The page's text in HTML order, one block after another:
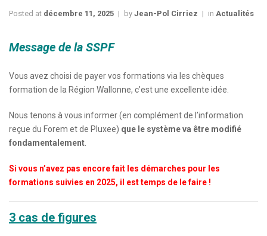
Posted at décembre 11, 2025 by Jean-Pol Cirriez in Actualités
Message de la SSPF
Vous avez choisi de payer vos formations via les chèques
formation de la Région Wallonne, c’est une excellente idée.
Nous tenons à vous informer (en complément de l’information
reçue du Forem et de Pluxee) que le système va être modifié
fondamentalement
Si vous n’avez pas encore fait les démarches pour les
formations suivies en 2025, il est temps de le faire !
3 cas de figures